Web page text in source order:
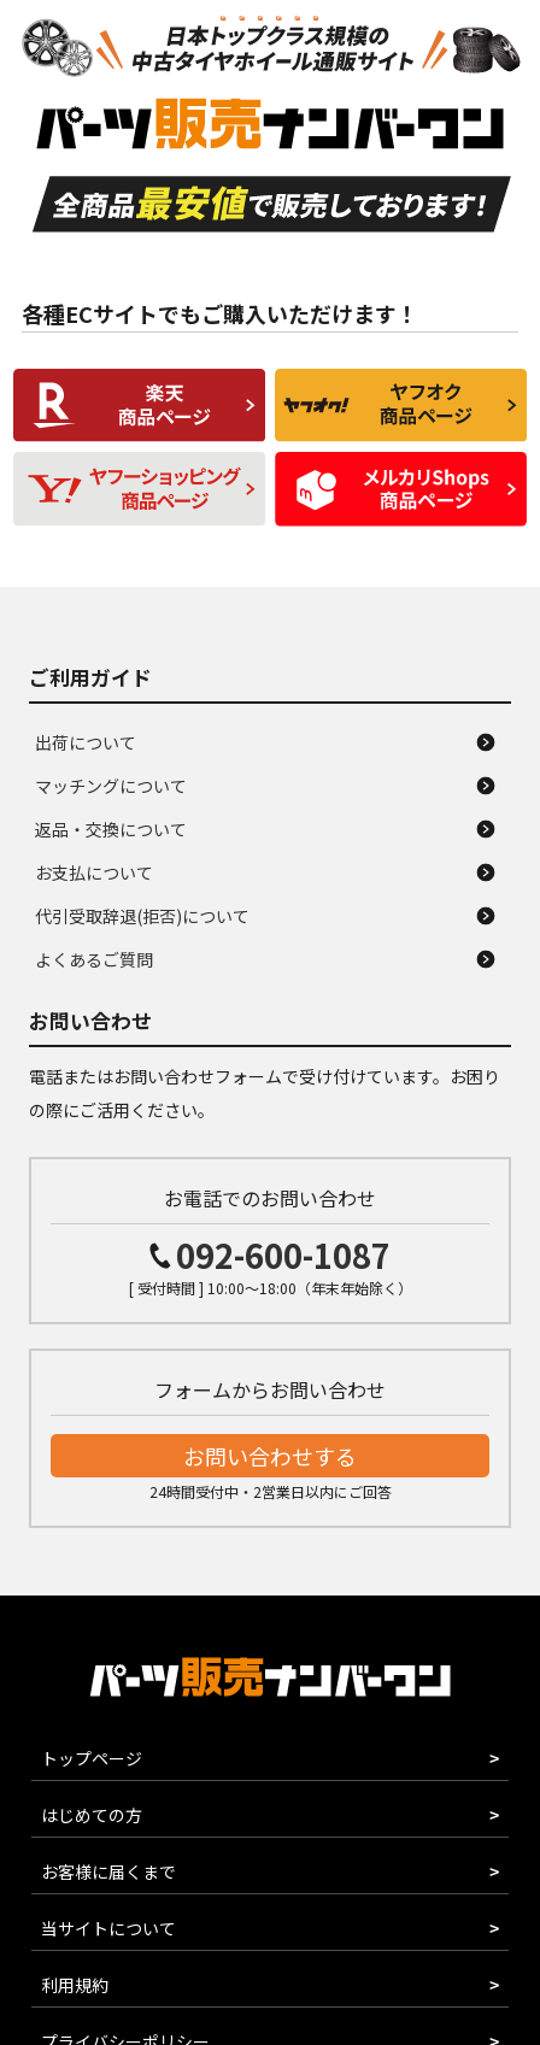
S
品）
S
新車外し品（新古
付き
A
走行距離も少なく、
目立つ傷もほとんど
ない中古品
A
走行距離も少なく、
非常に状態の良い中
古品
な中古品
んどない中古品
C
比較的きれいな中古
品
C
られるが、使用に問
題のない中古品
D
使用感や目立つ傷が
あり、一般的な中古
品
D
残り溝も少なく、偏
磨耗がみられ、短期
間使用できるくらい
の中古品
各種ECサイトでもご購入いただけます！
ご利用ガイド
出荷について
マッチングについて
返品・交換について
お支払について
代引受取辞退(拒否)について
よくあるご質問
お問い合わせ
電話またはお問い合わせフォームで受け付けています。お困り
の際にご活用ください。
お電話でのお問い合わせ
092-600-1087
[ 受付時間 ] 10:00～18:00（年末年始除く）
フォームからお問い合わせ
お問い合わせする
24時間受付中・2営業日以内にご回答
トップページ
はじめての方
お客様に届くまで
当サイトについて
利用規約